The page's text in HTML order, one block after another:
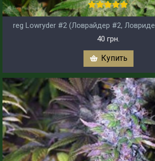
reg Lowryder #2 (Ловрайдер #2,
40 грн.
Купить